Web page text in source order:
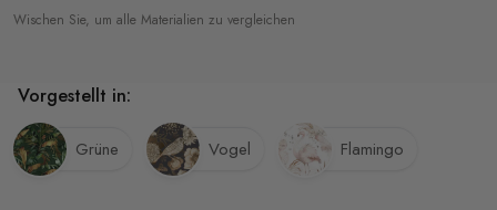
Wischen Sie, um alle Materialien zu vergleichen
Vorgestellt in:
Grüne Vogel Flamingo